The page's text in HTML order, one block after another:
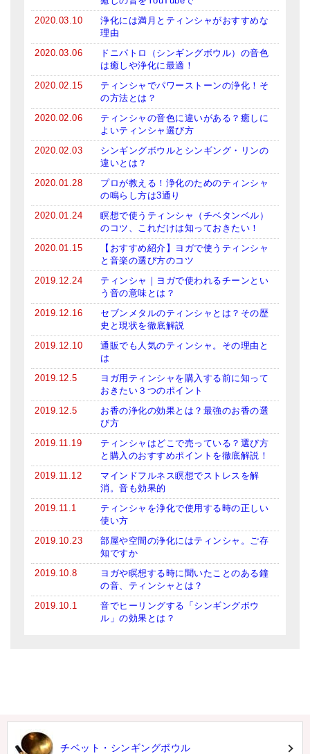
2020.03.10
浄化には満月とティンシャがおすすめな
理由
2020.03.06
ドニパトロ（シンギングボウル）の音色
は癒しや浄化に最適！
2020.02.15
ティンシャでパワーストーンの浄化！そ
の方法とは？
2020.02.06
ティンシャの音色に違いがある？癒しに
よいティンシャ選び方
2020.02.03
シンギングボウルとシンギング・リンの
違いとは？
2020.01.28
プロが教える！浄化のためのティンシャ
の鳴らし方は3通り
2020.01.24
瞑想で使うティンシャ（チベタンベル）
のコツ、これだけは知っておきたい！
2020.01.15
【おすすめ紹介】ヨガで使うティンシャ
と音楽の選び方のコツ
2019.12.24
ティンシャ｜ヨガで使われるチーンとい
う音の意味とは？
2019.12.16
セブンメタルのティンシャとは？その歴
史と現状を徹底解説
2019.12.10
通販でも人気のティンシャ。その理由と
は
2019.12.5
ヨガ用ティンシャを購入する前に知って
おきたい３つのポイント
2019.12.5
お香の浄化の効果とは？最強のお香の選
び方
2019.11.19
ティンシャはどこで売っている？選び方
と購入のおすすめポイントを徹底解説！
2019.11.12
マインドフルネス瞑想でストレスを解
消。音も効果的
2019.11.1
ティンシャを浄化で使用する時の正しい
使い方
2019.10.23
部屋や空間の浄化にはティンシャ。ご存
知ですか
2019.10.8
ヨガや瞑想する時に聞いたことのある鐘
の音、ティンシャとは？
2019.10.1
音でヒーリングする「シンギングボウ
ル」の効果とは？
チベット・シンギングボウル